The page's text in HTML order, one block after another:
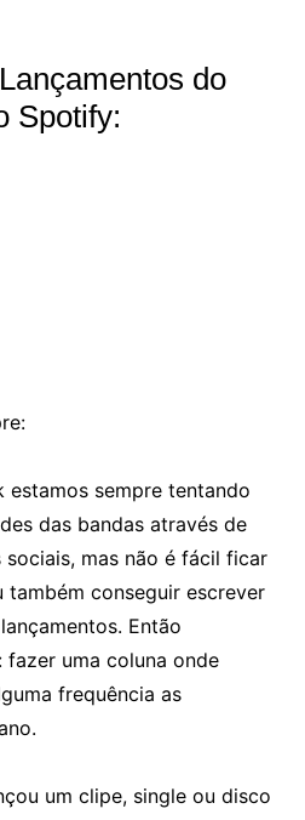
do
Spotify:
estamos sempre tentando
das bandas através de
sociais, mas não é fácil ficar
conseguir escrever
Então
fazer uma coluna onde
frequência as
um clipe, single ou disco